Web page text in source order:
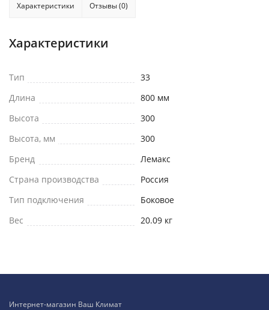
Характеристики Отзывы (0)
Характеристики
Тип
33
Длина
800 мм
Высота
300
Высота, мм
300
Бренд
Лемакс
Страна производства
Россия
Тип подключения
Боковое
Вес
20.09 кг
Интернет-магазин Ваш Климат